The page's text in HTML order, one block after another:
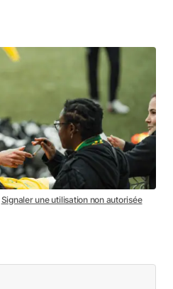
Signaler une utilisation non autorisée